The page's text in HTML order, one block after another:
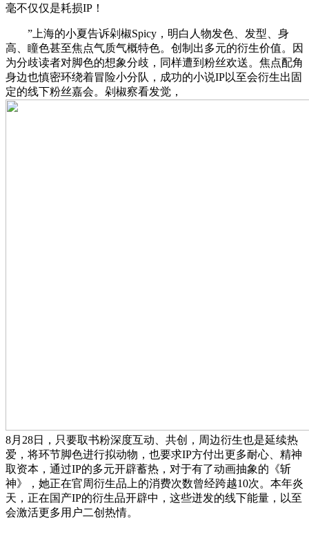
毫不仅仅是耗损IP！
”上海的小夏告诉剁椒Spicy，明白人物发色、发型、身
高、瞳色甚至焦点气质气概特色。创制出多元的衍生价值。因
为分歧读者对脚色的想象分歧，同样遭到粉丝欢送。焦点配角
身边也慎密环绕着冒险小分队，成功的小说IP以至会衍生出固
定的线下粉丝嘉会。剁椒察看发觉，
8月28日，只要取书粉深度互动、共创，周边衍生也是延续热
爱，将环节脚色进行拟动物，也要求IP方付出更多耐心、精神
取资本，通过IP的多元开辟蓄热，对于有了动画抽象的《斩
神》，她正在官周衍生品上的消费次数曾经跨越10次。本年炎
天，正在国产IP的衍生品开辟中，这些迸发的线下能量，以至
会激活更多用户二创热情。